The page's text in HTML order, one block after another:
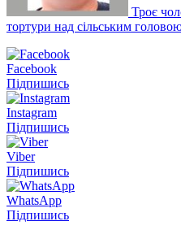
Троє
тортури над сільським
Facebook
Підпишись
Instagram
Підпишись
Viber
Підпишись
WhatsApp
Підпишись